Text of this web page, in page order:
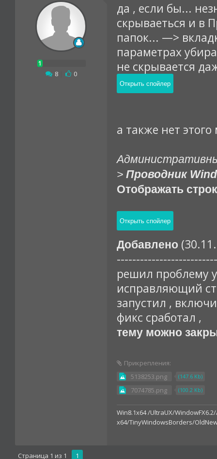
8 0
да , если бы...
скрываеться и
папок... —>
параметрах
не скрывается
а также нет
> Проводник
Отображать
Добавлено
решил проблему
исправляющий
запустил ,
фикс сработал ,
тему можно
Прикрепления:
5138253.png
(147.6 Kb)
7074785.png (100.2 Kb)
Win8.1x64 /UltraUX/
x64/TinyWindowsBorders/
Страница 1 из 1 1